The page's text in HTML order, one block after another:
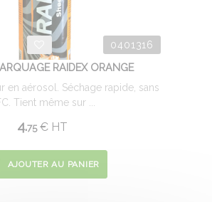
0401316
RAIDEX ORANGE
en aérosol. Séchage rapide, sans
Tient même sur ...
4.75 €HT
AJOUTER AU PANIER